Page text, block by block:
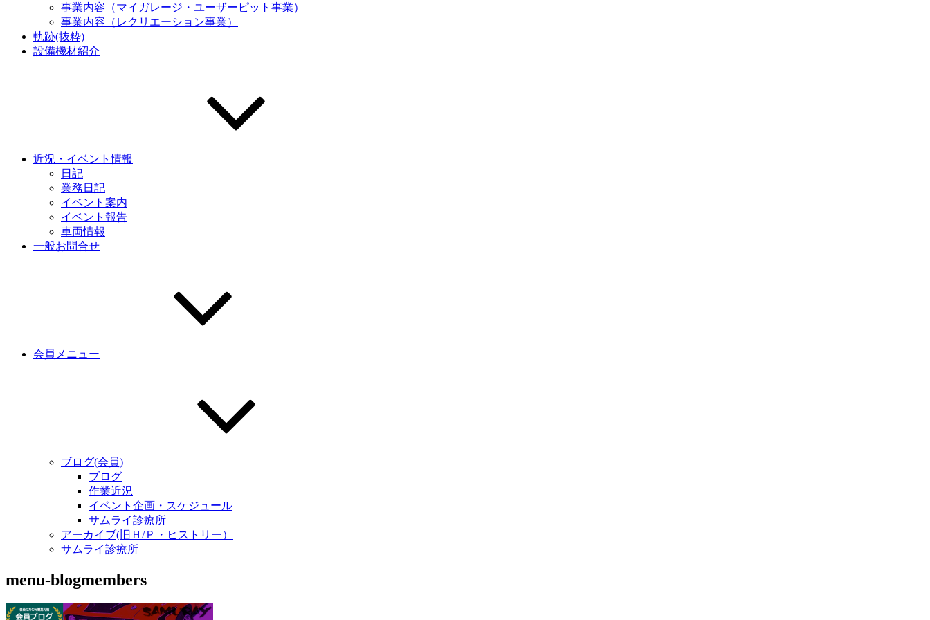
事業内容（マイガレージ・ユーザーピット事業）
事業内容（レクリエーション事業）
軌跡(抜粋)
設備機材紹介
近況・イベント情報
日記
業務日記
イベント案内
イベント報告
車両情報
一般お問合せ
会員メニュー
ブログ(会員)
ブログ
作業近況
イベント企画・スケジュール
サムライ診療所
アーカイブ(旧Ｈ/Ｐ・ヒストリー）
サムライ診療所
menu-blogmembers